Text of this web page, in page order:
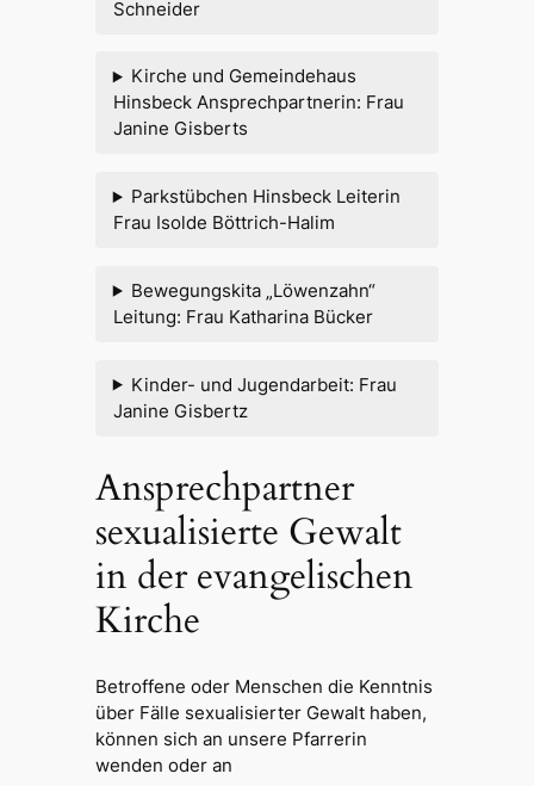
Schneider
Kirche und Gemeindehaus
Hinsbeck Ansprechpartnerin: Frau
Janine Gisberts
Parkstübchen Hinsbeck Leiterin
Frau Isolde Böttrich-Halim
Bewegungskita „Löwenzahn“
Leitung: Frau Katharina Bücker
Kinder- und Jugendarbeit: Frau
Janine Gisbertz
Ansprechpartner
sexualisierte Gewalt
in der evangelischen
Kirche
Betroffene oder Menschen die Kenntnis
über Fälle sexualisierter Gewalt haben,
können sich an unsere Pfarrerin
wenden oder an